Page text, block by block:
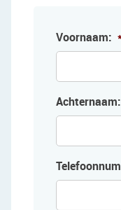
Voornaam:
Achternaam: